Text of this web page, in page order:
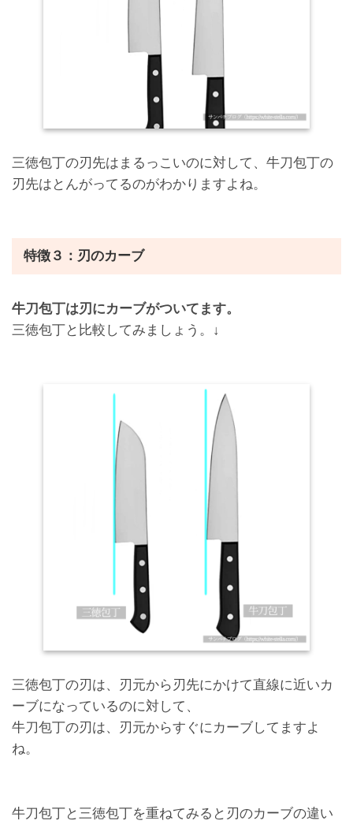
三徳包丁の刃先はまるっこいのに対して、牛刀包丁の
刃先はとんがってるのがわかりますよね。
特徴３：刃のカーブ
牛刀包丁は刃にカーブがついてます。
三徳包丁と比較してみましょう。↓
三徳包丁の刃は、刃元から刃先にかけて直線に近いカ
ーブになっているのに対して、
牛刀包丁の刃は、刃元からすぐにカーブしてますよ
ね。
牛刀包丁と三徳包丁を重ねてみると刃のカーブの違い